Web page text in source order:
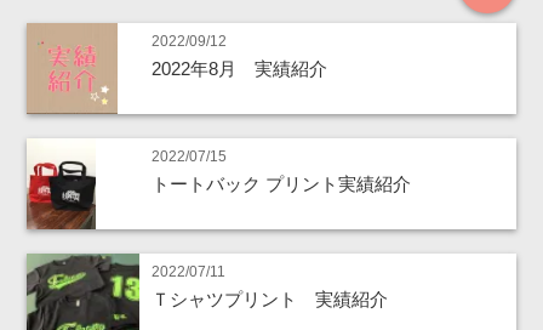
2022/09/12
2022年8月 実績紹介
2022/07/15
トートバック プリント実績紹介
2022/07/11
Ｔシャツプリント 実績紹介